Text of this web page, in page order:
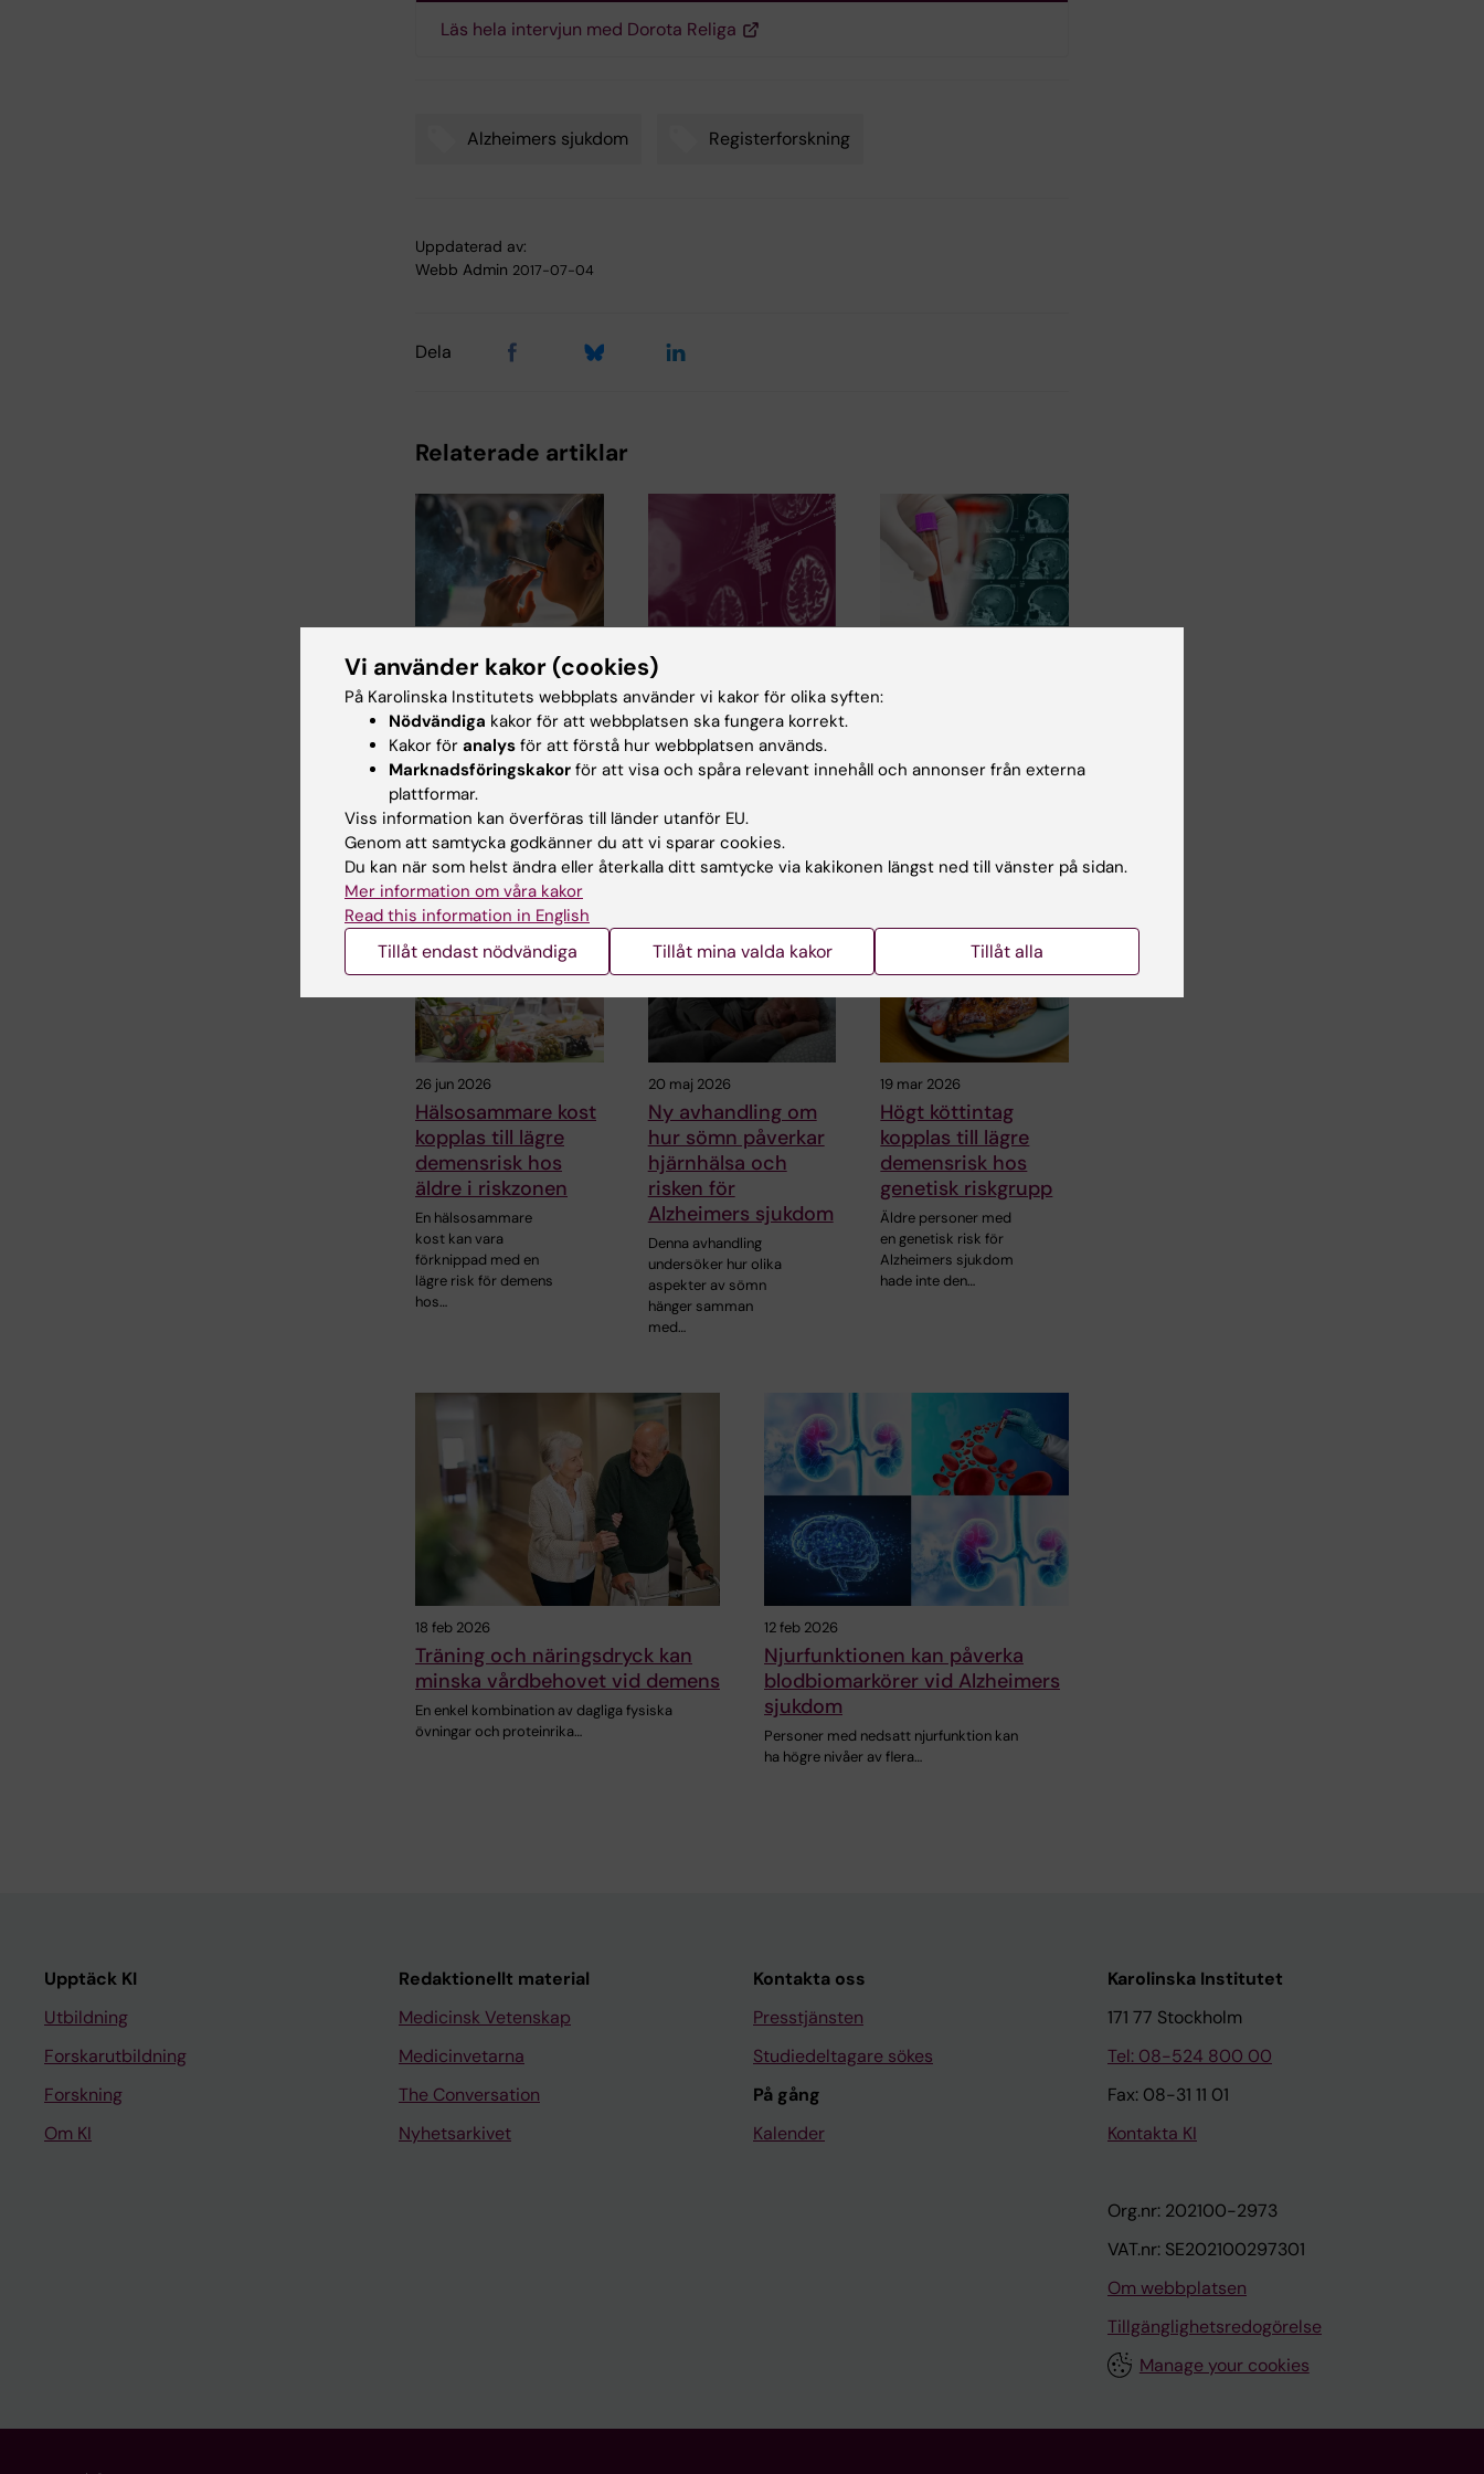
Läs hela intervjun med Dorota Religa
Alzheimers sjukdom Registerforskning
Uppdaterad av:
Webb Admin 2017-07-04
Dela
Relaterade artiklar
KI-forskare bidrar
till nya WHO-
riktlinjer för att
förebygga demens
Professor Miia
Kivipelto och flera
forskare vid
Karolinska Institutet
har…
Metaboliskt
syndrom kopplat till
snabbare åldrande
av hjärnan
Personer med
tenderar att ha
hjärnor som verkar
äldre…
hjärnan sprider sig
Mängden och
26 jun 2026
Hälsosammare kost
kopplas till lägre
demensrisk hos
äldre i riskzonen
En hälsosammare
kost kan vara
förknippad med en
lägre risk för demens
hos…
20 maj 2026
Ny avhandling om
hur sömn påverkar
hjärnhälsa och
risken för
Alzheimers sjukdom
Denna avhandling
undersöker hur olika
aspekter av sömn
hänger samman
med…
19 mar 2026
Högt köttintag
kopplas till lägre
demensrisk hos
genetisk riskgrupp
Äldre personer med
en genetisk risk för
Alzheimers sjukdom
hade inte den…
18 feb 2026
Träning och näringsdryck kan
minska vårdbehovet vid demens
En enkel kombination av dagliga fysiska
övningar och proteinrika…
12 feb 2026
Njurfunktionen kan påverka
blodbiomarkörer vid Alzheimers
sjukdom
Personer med nedsatt njurfunktion kan
ha högre nivåer av flera…
Upptäck KI
Utbildning
Forskarutbildning
Forskning
Om KI
Redaktionellt material
Medicinsk Vetenskap
Medicinvetarna
The Conversation
Nyhetsarkivet
Kontakta oss
Presstjänsten
Studiedeltagare sökes
På gång
Kalender
Karolinska Institutet
171 77 Stockholm
Tel: 08-524 800 00
Fax: 08-31 11 01
Kontakta KI
Org.nr: 202100-2973
VAT.nr: SE202100297301
Om webbplatsen
Tillgänglighetsredogörelse
Manage your cookies
Vi använder kakor (cookies)
På Karolinska Institutets webbplats använder vi kakor för olika syften:
Nödvändiga kakor för att webbplatsen ska fungera korrekt.
Kakor för analys för att förstå hur webbplatsen används.
Marknadsföringskakor för att visa och spåra relevant innehåll och annonser från externa
plattformar.
Viss information kan överföras till länder utanför EU.
Genom att samtycka godkänner du att vi sparar cookies.
Du kan när som helst ändra eller återkalla ditt samtycke via kakikonen längst ned till vänster på sidan.
Mer information om våra kakor
Read this information in English
Tillåt endast nödvändiga Tillåt mina valda kakor Tillåt alla